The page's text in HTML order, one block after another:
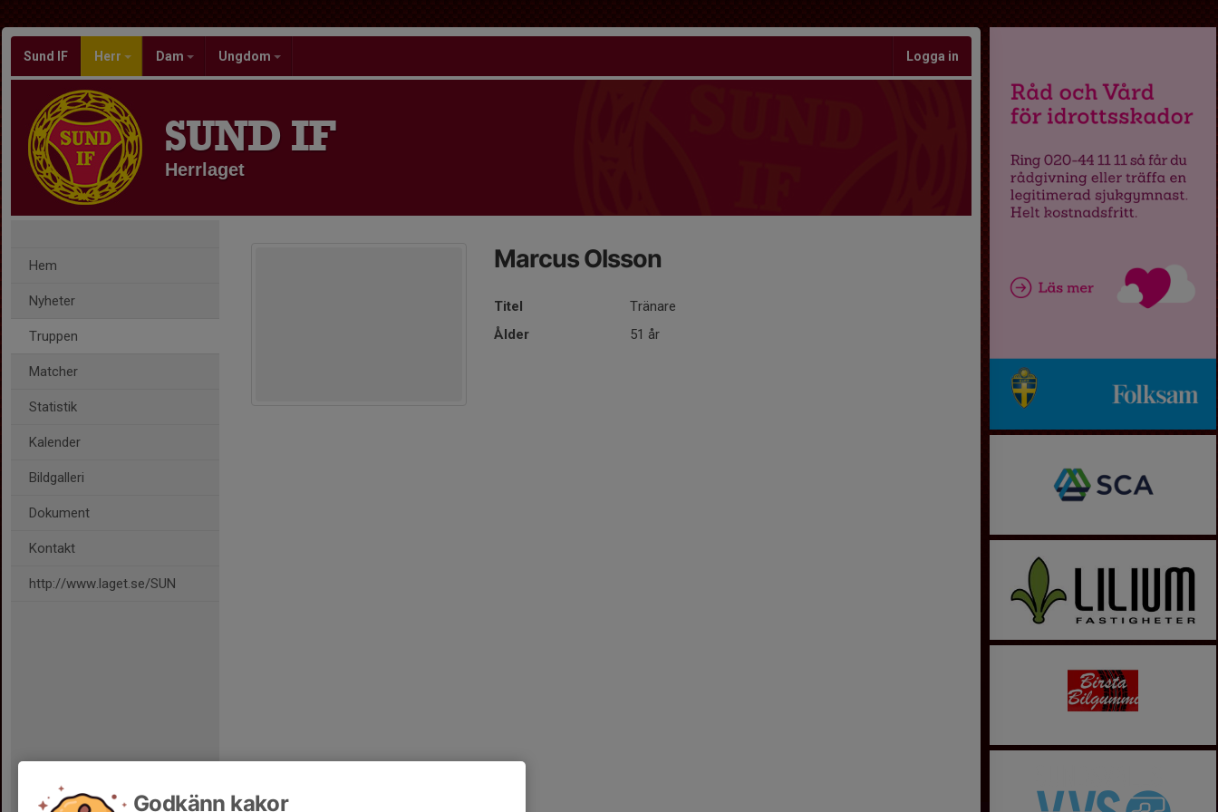
Sund IF Herr Dam Ungdom Logga in
SUND IF
Herrlaget
Hem
Nyheter
Truppen
Matcher
Statistik
Kalender
Bildgalleri
Dokument
Kontakt
http://www.laget.se/SUN
Marcus Olsson
Titel
Tränare
Ålder
51 år
Godkänn kakor